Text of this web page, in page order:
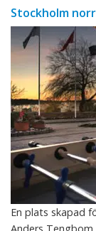
Stockholm
En plats skapad